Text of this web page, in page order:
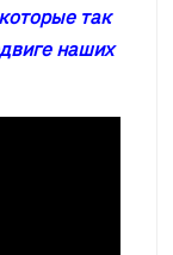
так
наших